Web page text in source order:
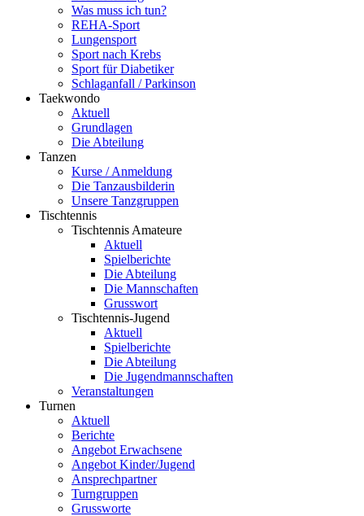
Was muss ich tun?
REHA-Sport
Lungensport
Sport nach Krebs
Sport für Diabetiker
Schlaganfall / Parkinson
Taekwondo
Aktuell
Grundlagen
Die Abteilung
Tanzen
Kurse / Anmeldung
Die Tanzausbilderin
Unsere Tanzgruppen
Tischtennis
Tischtennis Amateure
Aktuell
Spielberichte
Die Abteilung
Die Mannschaften
Grusswort
Tischtennis-Jugend
Aktuell
Spielberichte
Die Abteilung
Die Jugendmannschaften
Veranstaltungen
Turnen
Aktuell
Berichte
Angebot Erwachsene
Angebot Kinder/Jugend
Ansprechpartner
Turngruppen
Grussworte